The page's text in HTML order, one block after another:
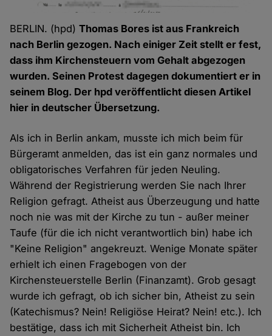
BERLIN. (hpd)Thomas Bores ist aus Frankreich
nach Berlin gezogen. Nach einiger Zeit stellt er fest,
dass ihm Kirchensteuern vom Gehalt abgezogen
wurden. Seinen Protest dagegen dokumentiert er in
seinem Blog. Der hpd veröffentlicht diesen Artikel
hier in deutscher Übersetzung.
Als ich in Berlin ankam, musste ich mich beim für
Bürgeramt anmelden, das ist ein ganz normales und
obligatorisches Verfahren für jeden Neuling.
Während der Registrierung werden Sie nach Ihrer
Religion gefragt. Atheist aus Überzeugung und hatte
noch nie was mit der Kirche zu tun - außer meiner
Taufe (für die ich nicht verantwortlich bin) habe ich
"Keine Religion" angekreuzt. Wenige Monate später
erhielt ich einen Fragebogen von der
Kirchensteuerstelle Berlin (Finanzamt). Grob gesagt
wurde ich gefragt, ob ich sicher bin, Atheist zu sein
(Katechismus? Nein! Religiöse Heirat? Nein! etc.). Ich
bestätige, dass ich mit Sicherheit Atheist bin. Ich